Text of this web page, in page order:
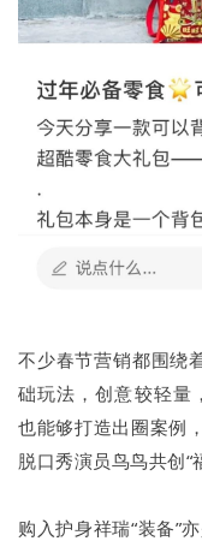
不少春节营销都围绕
础玩法，创意较轻量
也能够打造出圈案例
脱口秀演员鸟鸟共创
购入护身祥瑞“装备”